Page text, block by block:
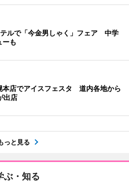
ルで「今金男しゃく」フェア 中学
ーも
本店でアイスフェスタ 道内各地から
出店
っと見る
ぶ・知る